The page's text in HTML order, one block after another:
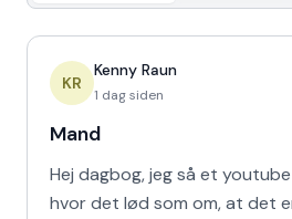
KR
Kenny Raun
1 dag siden
Mand
Hej dagbog, jeg så et
hvor det lød som om, at det